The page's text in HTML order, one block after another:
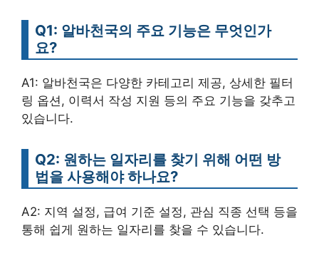
Q1: 알바천국의 주요 기능은 무엇인가
요?
A1: 알바천국은 다양한 카테고리 제공, 상세한 필터
링 옵션, 이력서 작성 지원 등의 주요 기능을 갖추고
있습니다.
Q2: 원하는 일자리를 찾기 위해 어떤 방
법을 사용해야 하나요?
A2: 지역 설정, 급여 기준 설정, 관심 직종 선택 등을
통해 쉽게 원하는 일자리를 찾을 수 있습니다.